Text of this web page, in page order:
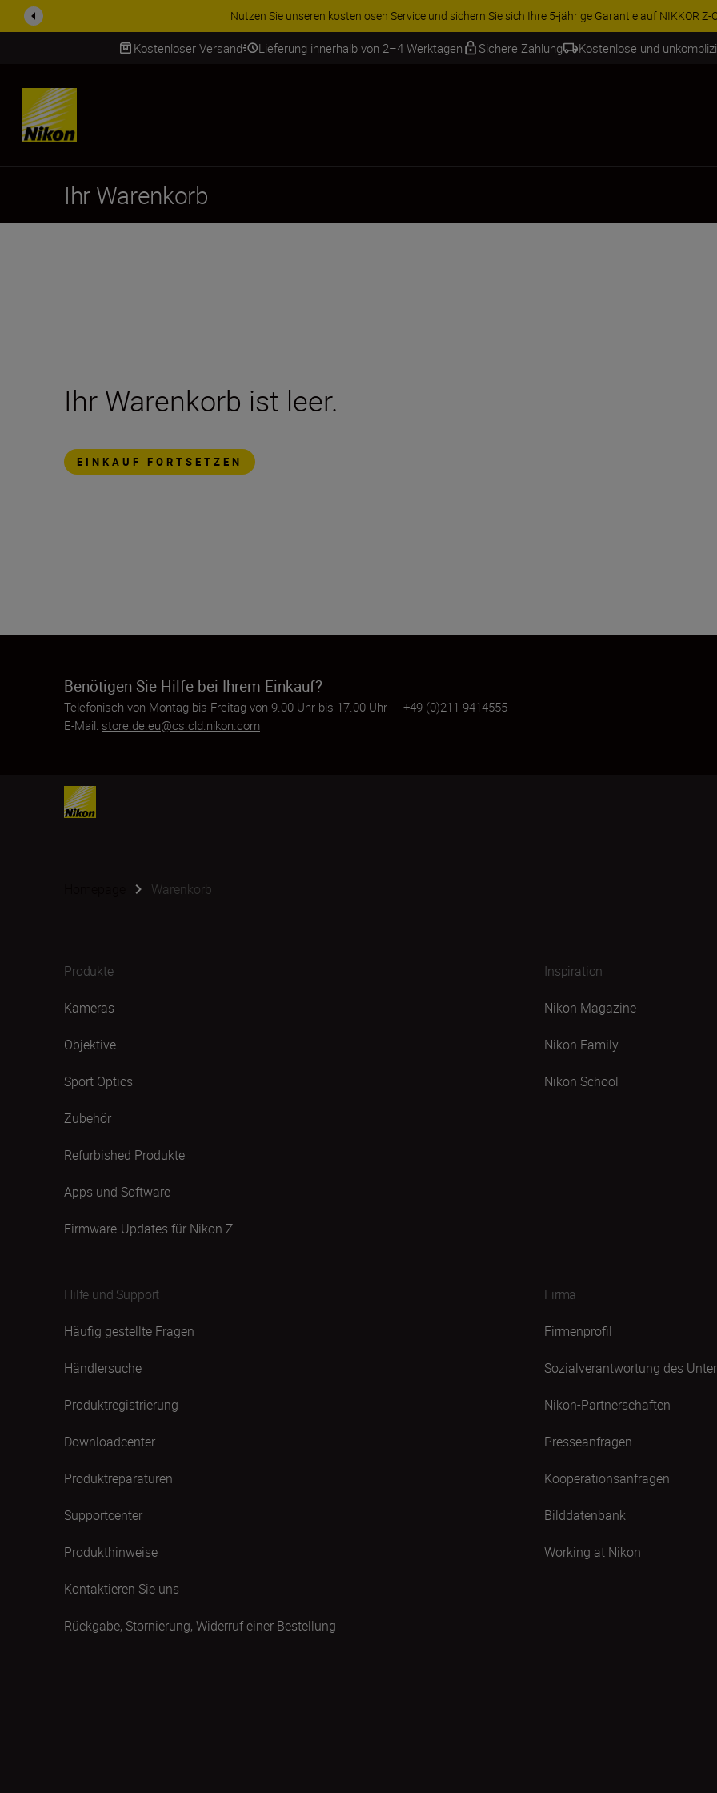
Nutzen Sie unseren kostenlosen Service und sichern Sie sich Ihre 5-jährige Garantie auf NIKKOR Z-
Kostenloser Versand Lieferung innerhalb von 2–4 Werktagen Sichere Zahlung Kostenlose und
SKIP
Ihr Warenkorb
Ihr Warenkorb ist leer.
EINKAUF FORTSETZEN
Benötigen Sie Hilfe bei Ihrem Einkauf?
Telefonisch von Montag bis Freitag von 9.00 Uhr bis 17.00 Uhr - +49 (0)211 9414555
E-Mail: store.de.eu@cs.cld.nikon.com
Warenkorb
Produkte
Kameras
Objektive
Sport Optics
Zubehör
Refurbished Produkte
Apps und Software
Firmware-Updates für Nikon Z
Inspiration
Nikon Magazine
Nikon Family
Nikon School
Hilfe und Support
Häufig gestellte Fragen
Händlersuche
Produktregistrierung
Downloadcenter
Produktreparaturen
Supportcenter
Produkthinweise
Kontaktieren Sie uns
Rückgabe, Stornierung, Widerruf einer Bestellung
Firma
Firmenprofil
Sozialverantwortung des
Nikon-Partnerschaften
Presseanfragen
Kooperationsanfragen
Bilddatenbank
Working at Nikon